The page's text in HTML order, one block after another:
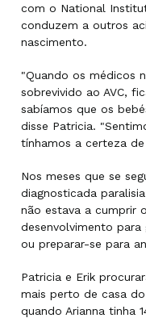
com o National
conduzem a outros
nascimento.
"Quando os médicos
sobrevivido ao AVC,
sabíamos que os
disse Patricia.
tínhamos a certeza
Nos meses que se
diagnosticada
não estava a cumprir
desenvolvimento para
ou preparar-se para
Patricia e Erik
mais perto de casa
quando Arianna tinha